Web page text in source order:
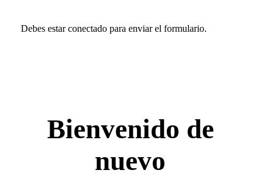
Debes estar conectado para enviar el formulario.
Bienvenido de
nuevo